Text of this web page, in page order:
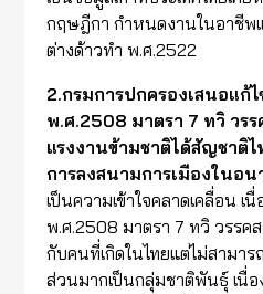
กฤษฎีกา กำหนดงานในอาชี
ต่างด้าวทำ พ.ศ.2522
2.กรมการปกครองเสนอแก้ไ
พ.ศ.2508 มาตรา 7 ทวิ วร
แรงงานข้ามชาติได้สัญชาติไ
การลงสนามการเมืองในอ
เป็นความเข้าใจคลาดเคลื่อน เ
พ.ศ.2508 มาตรา 7 ทวิ วรรค
กับคนที่เกิดในไทยแต่ไม่สามาร
ส่วนมากเป็นกลุ่มชาติพันธุ์ เนื่อ